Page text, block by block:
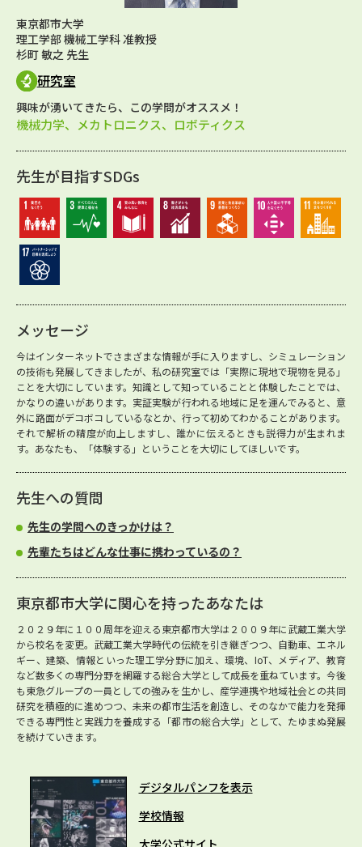
東京都市大学
理工学部 機械工学科 准教授
杉町 敏之 先生
研究室
興味が湧いてきたら、この学問がオススメ！
機械力学、メカトロニクス、ロボティクス
先生が目指すSDGs
メッセージ
今はインターネットでさまざまな情報が手に入りますし、シミュレーション
の技術も発展してきましたが、私の研究室では「実際に現地で現物を見る」
ことを大切にしています。知識として知っていることと体験したことでは、
かなりの違いがあります。実証実験が行われる地域に足を運んでみると、意
外に路面がデコボコしているなとか、行って初めてわかることがあります。
それで解析の精度が向上しますし、誰かに伝えるときも説得力が生まれま
す。あなたも、「体験する」ということを大切にしてほしいです。
先生への質問
先生の学問へのきっかけは？
先輩たちはどんな仕事に携わっているの？
東京都市大学に関心を持ったあなたは
２０２９年に１００周年を迎える東京都市大学は２００９年に武蔵工業大学
から校名を変更。武蔵工業大学時代の伝統を引き継ぎつつ、自動車、エネル
ギー、建築、情報といった理工学分野に加え、環境、IoT、メディア、教育
など数多くの専門分野を網羅する総合大学として成長を重ねています。今後
も東急グループの一員としての強みを生かし、産学連携や地域社会との共同
研究を積極的に進めつつ、未来の都市生活を創造し、そのなかで能力を発揮
できる専門性と実践力を養成する「都市の総合大学」として、たゆまぬ発展
を続けていきます。
デジタルパンフを表示
学校情報
大学公式サイト